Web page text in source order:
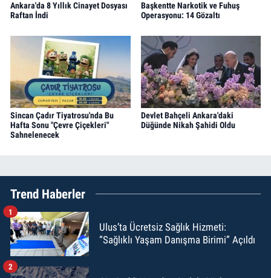
Ankara'da 8 Yıllık Cinayet Dosyası
Raftan İndi
Başkentte Narkotik ve Fuhuş
Operasyonu: 14 Gözaltı
Sincan Çadır Tiyatrosu'nda Bu
Hafta Sonu "Çevre Çiçekleri"
Sahnelenecek
Devlet Bahçeli Ankara'daki
Düğünde Nikah Şahidi Oldu
Trend Haberler
Ulus’ta Ücretsiz Sağlık Hizmeti:
“Sağlıklı Yaşam Danışma Birimi” Açıldı
1
2